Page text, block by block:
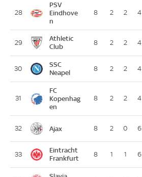
28
PSV
Eindhove
n
8 2 2 4
29
Athletic
Club
8 2 2 4
30
SSC
Neapel
8 2 2 4
31
FC
Kopenhag
en
8 2 2 4
32 Ajax 8 2 0 6
33
Eintracht
Frankfurt
8 1 1 6